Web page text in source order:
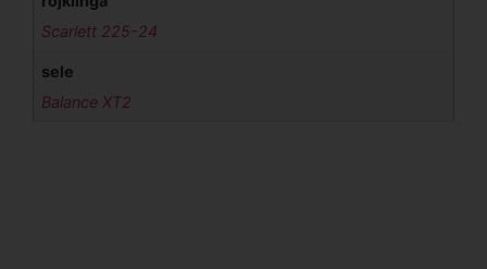
Scarlett 225-24
sele
Balance XT2